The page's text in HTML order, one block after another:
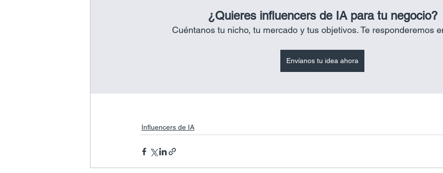
¿Quieres influencers de IA para tu negocio?
Cuéntanos tu nicho, tu mercado y tus objetivos. Te responderemos
Envíanos tu idea ahora
Influencers de IA